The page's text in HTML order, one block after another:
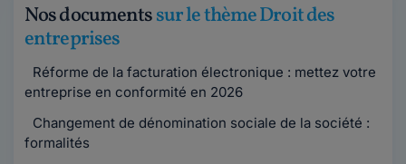
Nos documentssur le thème Droit des
entreprises
Réforme de la facturation électronique : mettez votre
entreprise en conformité en 2026
Changement de dénomination sociale de la société :
formalités